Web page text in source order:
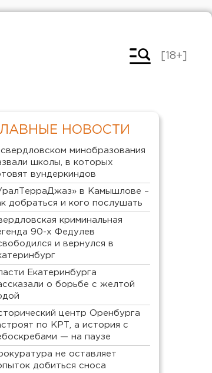
[18+]
НОВОСТИ
минобразования
школы, в которых
вундеркиндов
в Камышлове –
добраться и кого послушать
криминальная
90-х Федулев
и вернулся в
Екатеринбурга
о борьбе с желтой
центр Оренбурга
по КРТ, а история с
— на паузе
не оставляет
добиться сноса